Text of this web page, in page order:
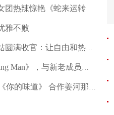
团热辣惊艳《蛇来运转
雅不败
2024抖音城市生活节最后一站圆满收官：让自由和热爱的碰
全昭旻暌违一年重返《Running Man》，与新老成员爆笑重
柳演锡将特别出演ENA新剧《你的味道》 合作姜河那-高